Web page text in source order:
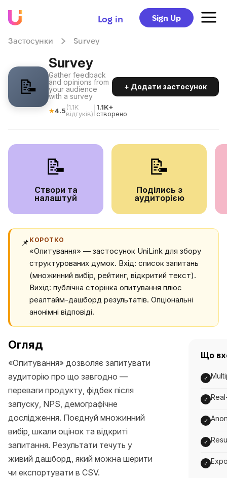
Log in Sign Up
Застосунки Survey
📝
Survey
Gather feedback
and opinions from
your audience
with a survey
★4.5(1.1K
відгуків)
1.1K+
створено
+ Додати застосунок
📝
Створи та
налаштуй
📝
Поділись з
аудиторією
📌 КОРОТКО
«Опитування» — застосунок UniLink для збору
структурованих думок. Вхід: список запитань
(множинний вибір, рейтинг, відкритий текст).
Вихід: публічна сторінка опитування плюс
реалтайм-дашборд результатів. Опціональні
анонімні відповіді.
Огляд
«Опитування» дозволяє запитувати
аудиторію про що завгодно —
переваги продукту, фідбек після
запуску, NPS, демографічне
дослідження. Поєднуй множинний
вибір, шкали оцінок та відкриті
запитання. Результати течуть у
живий дашборд, який можна шерити
чи експортувати в CSV.
Що
✓
✓
✓
✓
✓